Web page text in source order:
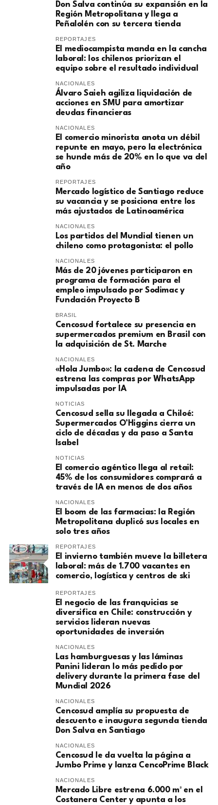
Don Salva continúa su expansión en la
Región Metropolitana y llega a
Peñalolén con su tercera tienda
REPORTAJES
El mediocampista manda en la cancha
laboral: los chilenos priorizan el
equipo sobre el resultado individual
NACIONALES
​Álvaro Saieh agiliza liquidación de
acciones en SMU para amortizar
deudas financieras
NACIONALES
El comercio minorista anota un débil
repunte en mayo, pero la electrónica
se hunde más de 20% en lo que va del
año
REPORTAJES
Mercado logístico de Santiago reduce
su vacancia y se posiciona entre los
más ajustados de Latinoamérica
NACIONALES
Los partidos del Mundial tienen un
chileno como protagonista: el pollo
NACIONALES
Más de 20 jóvenes participaron en
programa de formación para el
empleo impulsado por Sodimac y
Fundación Proyecto B
BRASIL
Cencosud fortalece su presencia en
supermercados premium en Brasil con
la adquisición de St. Marche
NACIONALES
«Hola Jumbo»: la cadena de Cencosud
estrena las compras por WhatsApp
impulsadas por IA
NOTICIAS
Cencosud sella su llegada a Chiloé:
Supermercados O’Higgins cierra un
ciclo de décadas y da paso a Santa
Isabel
NOTICIAS
El comercio agéntico llega al retail:
45% de los consumidores comprará a
través de IA en menos de dos años
NACIONALES
El boom de las farmacias: la Región
Metropolitana duplicó sus locales en
solo tres años
REPORTAJES
El invierno también mueve la billetera
laboral: más de 1.700 vacantes en
comercio, logística y centros de ski
REPORTAJES
El negocio de las franquicias se
diversifica en Chile: construcción y
servicios lideran nuevas
oportunidades de inversión
NACIONALES
Las hamburguesas y las láminas
Panini lideran lo más pedido por
delivery durante la primera fase del
Mundial 2026
NACIONALES
Cencosud amplía su propuesta de
descuento e inaugura segunda tienda
Don Salva en Santiago
NACIONALES
Cencosud le da vuelta la página a
Jumbo Prime y lanza CencoPrime Black
NACIONALES
Mercado Libre estrena 6.000 m² en el
Costanera Center y apunta a los